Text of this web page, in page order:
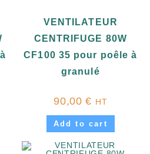
VENTILATEUR
CENTRIFUGE 80W
CF100 35 pour poêle à
granulé
90,00€ HT
Add to cart